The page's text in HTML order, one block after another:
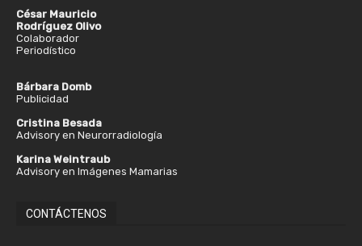
César Mauricio
Rodríguez Olivo
Colaborador
Periodístico
Bárbara Domb
Publicidad
Cristina Besada
Advisory en Neurorradiología
Karina Weintraub
Advisory en Imágenes Mamarias
CONTÁCTENOS